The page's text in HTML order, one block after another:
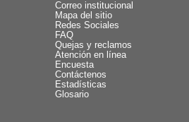
Correo institucional
Mapa del sitio
Redes Sociales
FAQ
Quejas y reclamos
Atención en línea
Encuesta
Contáctenos
Estadísticas
Glosario